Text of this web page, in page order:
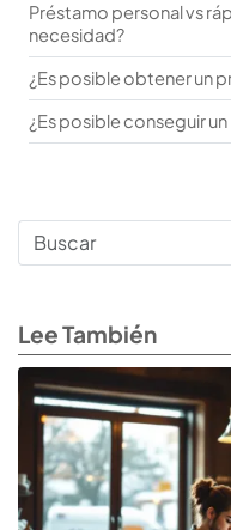
Préstamo personal vs
necesidad?
¿Es posible obtener un
¿Es posible conseguir
Lee También